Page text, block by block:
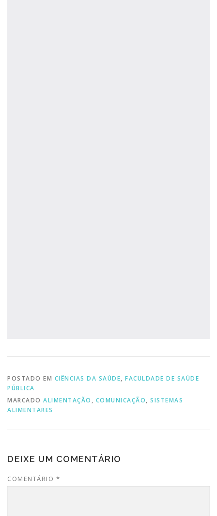
POSTADO EM CIÊNCIAS DA SAÚDE, FACULDADE DE SAÚDE
PÚBLICA
MARCADO ALIMENTAÇÃO , COMUNICAÇÃO, SISTEMAS
ALIMENTARES
DEIXE UM COMENTÁRIO
COMENTÁRIO *